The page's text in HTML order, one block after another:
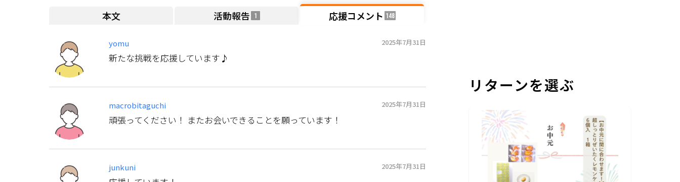
本文 活動報告 1 応援コメント 148
yomu 2025年7月31日
新たな挑戦を応援しています♪
macrobitaguchi 2025年7月31日
頑張ってください！ またお会いできることを願っています！
junkuni 2025年7月31日
リターンを選ぶ